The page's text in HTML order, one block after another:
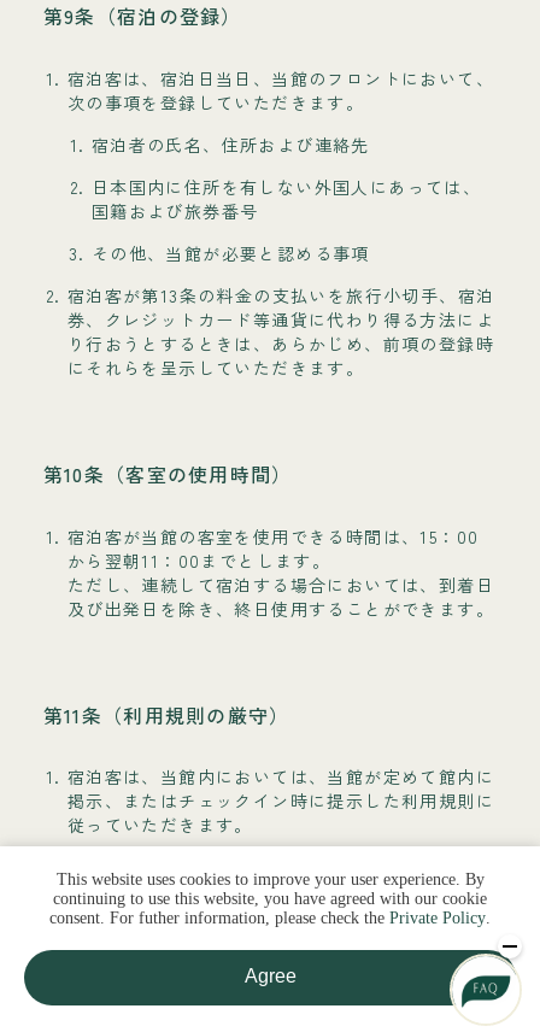
第9条（宿泊の登録）
宿泊客は、宿泊日当日、当館のフロントにおいて、
次の事項を登録していただきます。
宿泊者の氏名、住所および連絡先
日本国内に住所を有しない外国人にあっては、
国籍および旅券番号
その他、当館が必要と認める事項
宿泊客が第13条の料金の支払いを旅行小切手、宿泊
券、クレジットカード等通貨に代わり得る方法によ
り行おうとするときは、あらかじめ、前項の登録時
にそれらを呈示していただきます。
第10条（客室の使用時間）
宿泊客が当館の客室を使用できる時間は、15：00
から翌朝11：00までとします。
ただし、連続して宿泊する場合においては、到着日
及び出発日を除き、終日使用することができます。
第11条（利用規則の厳守）
宿泊客は、当館内においては、当館が定めて館内に
掲示、またはチェックイン時に提示した利用規則に
従っていただきます。
当館は、前項の規定にかかわらず、同項に定める時
間外の客室の使用に応じることがあります。また、
チェックアウト時刻を過ぎて当館の了承のないまま
11：00（チェックアウト時刻）以後12：00まで
This website uses cookies to improve your user experience. By
continuing to use this website, you have agreed with our cookie
consent. For futher information, please check the Private Policy.
Agree